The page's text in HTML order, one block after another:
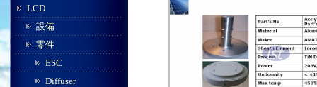
LCD
設備
零件
ESC
Diffuser